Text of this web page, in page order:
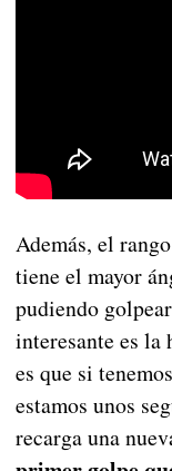
Además, el
tiene el mayor
pudiendo
interesante es
es que si
estamos unos
recarga una